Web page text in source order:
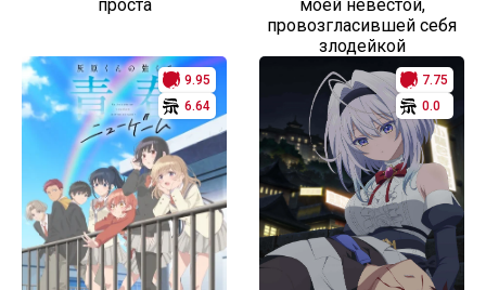
проста
моей невестой,
провозгласившей себя
злодейкой
9.95
6.64
7.75
0.0